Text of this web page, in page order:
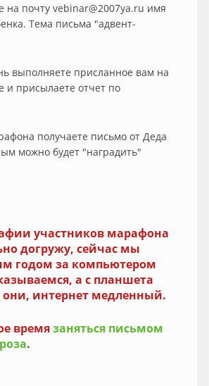
на почту vebinar@2007ya.ru имя
Тема письма "адвент-
выполняете присланное вам на
и присылаете отчет по
получаете письмо от Деда
можно будет "наградить"
участников марафона
догружу, сейчас мы
годом за компьютером
а с планшета
они, интернет медленный.
времязаняться письмом
.